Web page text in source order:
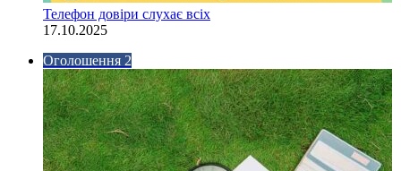
Телефон довіри слухає всіх
17.10.2025
Оголошення 2